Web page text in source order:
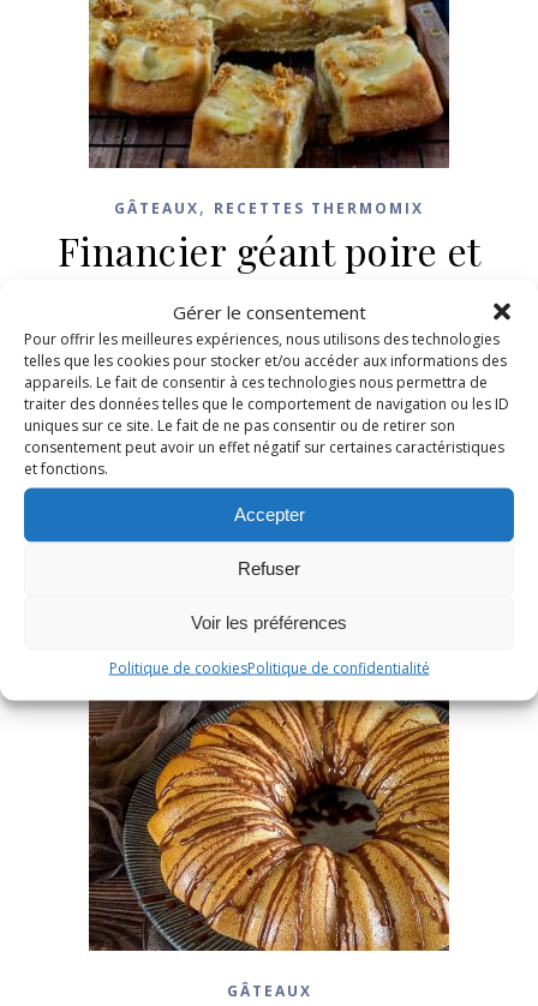
Gérer le consentement
Pour offrir les meilleures expériences, nous utilisons des technologies
telles que les cookies pour stocker et/ou accéder aux informations des
appareils. Le fait de consentir à ces technologies nous permettra de
traiter des données telles que le comportement de navigation ou les ID
uniques sur ce site. Le fait de ne pas consentir ou de retirer son
consentement peut avoir un effet négatif sur certaines caractéristiques
et fonctions.
Accepter
Refuser
Voir les préférences
Politique de cookiesPolitique de confidentialité
GÂTEAUX, RECETTES THERMOMIX
Financier géant poire et
spéculoos
10 mars 2023 / 13 Commentaires
LIRE LA SUITE
GÂTEAUX